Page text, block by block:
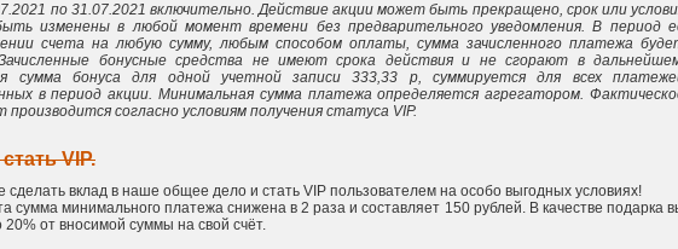
по 31.07.2021 включительно. Действие акции может быть прекращено, срок или
изменены в любой момент времени без предварительного уведомления. В период
счета на любую сумму, любым способом оплаты, сумма зачисленного платежа
бонусные средства не имеют срока действия и не сгорают в
сумма бонуса для одной учетной записи 333,33 р, суммируется для всех
в период акции. Минимальная сумма платежа определяется агрегатором.
производится согласно условиям получения статуса VIP.
VIP.
сделать вклад в наше общее дело и стать VIP пользователем на особо выгодных условиях!
сумма минимального платежа снижена в 2 раза и составляет 150 рублей. В качестве подарка
от вносимой суммы на свой счёт.